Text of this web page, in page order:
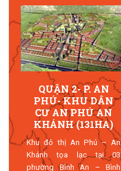
QUẬN 2- P. AN
PHÚ- KHU DÂN
CƯ AN PHÚ AN
KHÁNH (131HA)
Khu đô thị An Phú – An
Khánh tọa lạc tại 03
phường Bình An – Bình